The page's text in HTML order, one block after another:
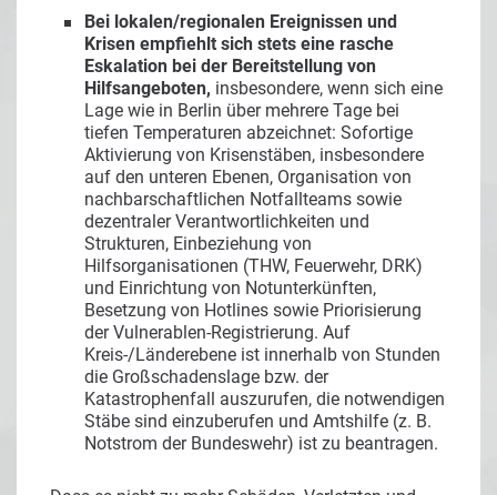
Bei lokalen/regionalen Ereignissen und
Krisen empfiehlt sich stets eine rasche
Eskalation bei der Bereitstellung von
Hilfsangeboten, insbesondere, wenn sich eine
Lage wie in Berlin über mehrere Tage bei
tiefen Temperaturen abzeichnet: Sofortige
Aktivierung von Krisenstäben, insbesondere
auf den unteren Ebenen, Organisation von
nachbarschaftlichen Notfallteams sowie
dezentraler Verantwortlichkeiten und
Strukturen, Einbeziehung von
Hilfsorganisationen (THW, Feuerwehr, DRK)
und Einrichtung von Notunterkünften,
Besetzung von Hotlines sowie Priorisierung
der Vulnerablen-Registrierung. Auf
Kreis-/Länderebene ist innerhalb von Stunden
die Großschadenslage bzw. der
Katastrophenfall auszurufen, die notwendigen
Stäbe sind einzuberufen und Amtshilfe (z. B.
Notstrom der Bundeswehr) ist zu beantragen.